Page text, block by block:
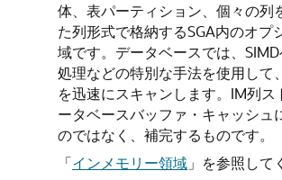
体、表パーティション、個々の列
た列形式で格納するSGA内のオプ
域です。データベースでは、
処理などの特別な手法を使用して
を迅速にスキャンします。IM列ス
ータベースバッファ・キャッシュ
のではなく、補完するものです。
「インメモリー領域 」 を参照して